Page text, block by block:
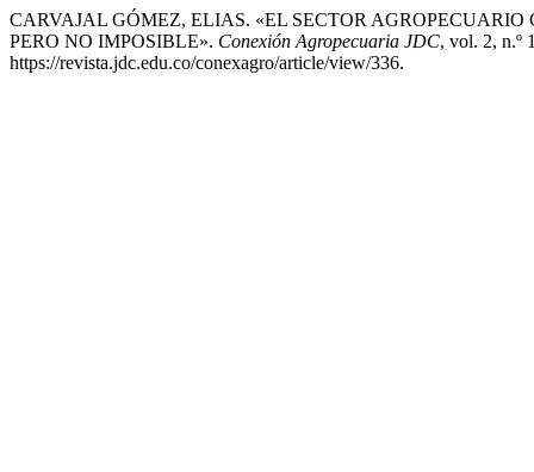
CARVAJAL GÓMEZ, ELIAS. «EL SECTOR
PERO NO IMPOSIBLE». Conexión Agropecuaria JDC, vol. 2, n.º
https://revista.jdc.edu.co/conexagro/article/view/336.